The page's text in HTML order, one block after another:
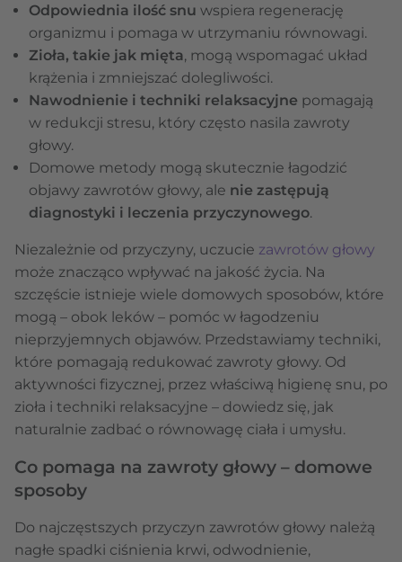
Odpowiednia ilość snu wspiera regenerację
organizmu i pomaga w utrzymaniu równowagi.
Zioła, takie jak mięta, mogą wspomagać układ
krążenia i zmniejszać dolegliwości.
Nawodnienie i techniki relaksacyjne pomagają
w redukcji stresu, który często nasila zawroty
głowy.
Domowe metody mogą skutecznie łagodzić
objawy zawrotów głowy, ale nie zastępują
diagnostyki i leczenia przyczynowego.
Niezależnie od przyczyny, uczucie zawrotów głowy
może znacząco wpływać na jakość życia. Na
szczęście istnieje wiele domowych sposobów, które
mogą – obok leków – pomóc w łagodzeniu
nieprzyjemnych objawów. Przedstawiamy techniki,
które pomagają redukować zawroty głowy. Od
aktywności fizycznej, przez właściwą higienę snu, po
zioła i techniki relaksacyjne – dowiedz się, jak
naturalnie zadbać o równowagę ciała i umysłu.
Co pomaga na zawroty głowy – domowe
sposoby
Do najczęstszych przyczyn zawrotów głowy należą
nagłe spadki ciśnienia krwi, odwodnienie,